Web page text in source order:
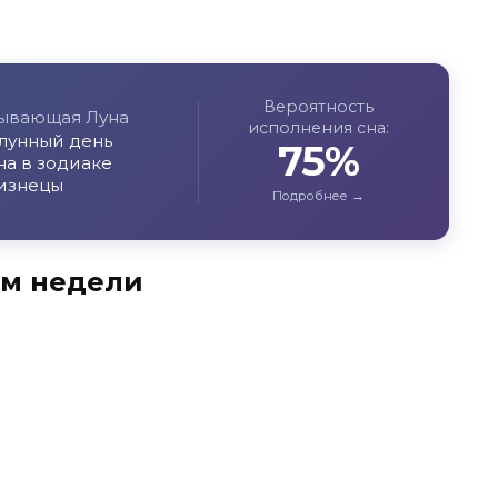
Луна
день
в зодиаке
Вероятность
исполнения сна:
75%
недели